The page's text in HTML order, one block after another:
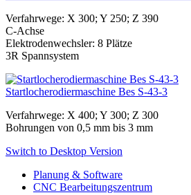
Verfahrwege: X 300; Y 250; Z 390
C-Achse
Elektrodenwechsler: 8 Plätze
3R Spannsystem
Startlocherodiermaschine Bes S-43-3
Verfahrwege: X 400; Y 300; Z 300
Bohrungen von 0,5 mm bis 3 mm
Switch to Desktop Version
Planung & Software
CNC Bearbeitungszentrum